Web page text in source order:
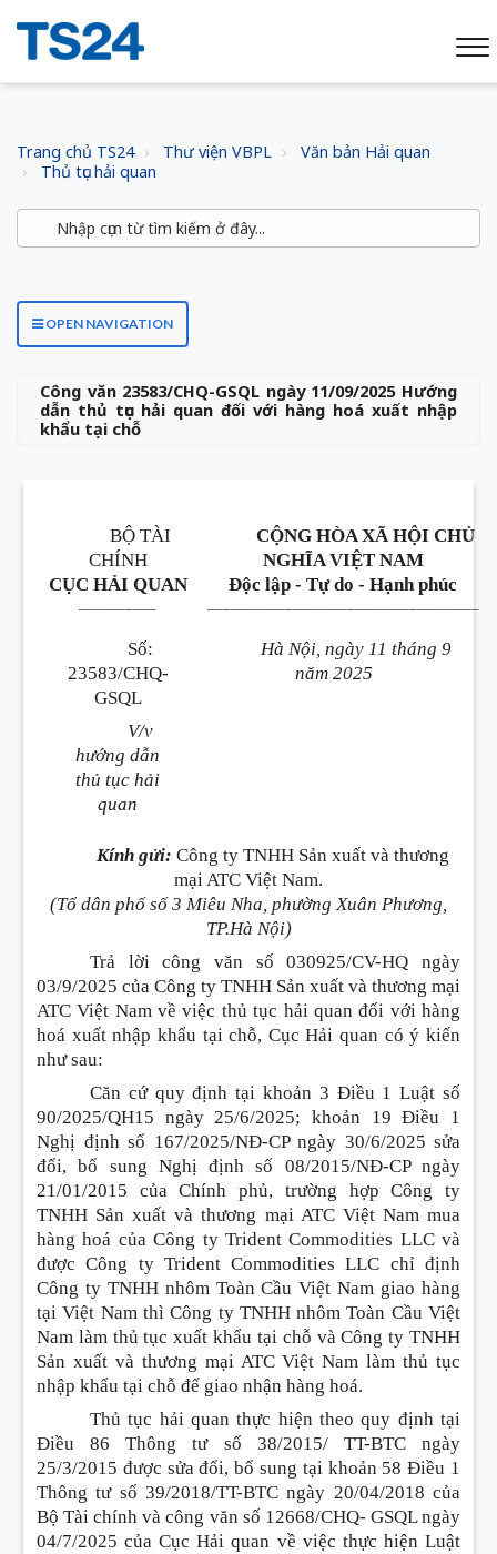
Trang chủ TS24 Thư viện VBPL
Văn bản Hải quan
Thủ tục hải quan
OPEN NAVIGATION
Công văn 23583/CHQ-GSQL ngày 11/09/2025 Hướng
dẫn thủ tục hải quan đối với hàng hoá xuất nhập
khẩu tại chỗ
BỘ TÀI
CHÍNH
CỤC HẢI QUAN
CỘNG HÒA XÃ HỘI CHỦ
NGHĨA VIỆT NAM
Độc lập - Tự do - Hạnh phúc
Số:
23583/CHQ-
GSQL
V/v
hướng dẫn
thủ tục hải
quan
Hà Nội, ngày 11 tháng 9
năm 2025
Kính gửi: Công ty TNHH Sản xuất và thương
mại ATC Việt Nam.
(Tổ dân phố số 3 Miêu Nha, phường Xuân Phương,
TP.Hà Nội)
Trả lời công văn số 030925/CV-HQ ngày
03/9/2025 của Công ty TNHH Sản xuất và thương mại
ATC Việt Nam về việc thủ tục hải quan đối với hàng
hoá xuất nhập khẩu tại chỗ, Cục Hải quan có ý kiến
như sau:
Căn cứ quy định tại khoản 3 Điều 1 Luật số
90/2025/QH15 ngày 25/6/2025; khoản 19 Điều 1
Nghị định số 167/2025/NĐ-CP ngày 30/6/2025 sửa
đổi, bổ sung Nghị định số 08/2015/NĐ-CP ngày
21/01/2015 của Chính phủ, trường hợp Công ty
TNHH Sản xuất và thương mại ATC Việt Nam mua
hàng hoá của Công ty Trident Commodities LLC và
được Công ty Trident Commodities LLC chỉ định
Công ty TNHH nhôm Toàn Cầu Việt Nam giao hàng
tại Việt Nam thì Công ty TNHH nhôm Toàn Cầu Việt
Nam làm thủ tục xuất khẩu tại chỗ và Công ty TNHH
Sản xuất và thương mại ATC Việt Nam làm thủ tục
nhập khẩu tại chỗ để giao nhận hàng hoá.
Thủ tục hải quan thực hiện theo quy định tại
Điều 86 Thông tư số 38/2015/ TT-BTC ngày
25/3/2015 được sửa đổi, bổ sung tại khoản 58 Điều 1
Thông tư số 39/2018/TT-BTC ngày 20/04/2018 của
Bộ Tài chính và công văn số 12668/CHQ- GSQL ngày
04/7/2025 của Cục Hải quan về việc thực hiện Luật